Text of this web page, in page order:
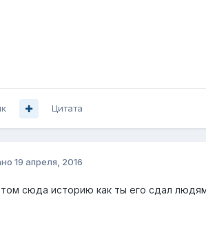
Цитата
19 апреля, 2016
сюда историю как ты его сдал людям